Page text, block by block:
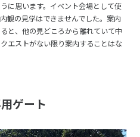
に思います。イベント会場として使
観の見学はできませんでした。案内
と、他の見どころから離れていて中
エストがない限り案内することはな
ゲート